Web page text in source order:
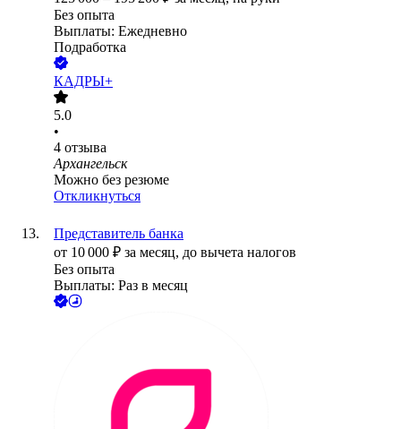
Без опыта
Выплаты: Ежедневно
Подработка
КАДРЫ+
5.0
•
4 отзыва
Архангельск
Можно без резюме
Откликнуться
Представитель банка
от 10 000 ₽ за месяц, до вычета налогов
Без опыта
Выплаты: Раз в месяц